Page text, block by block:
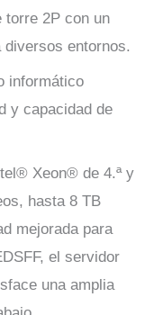
torre 2P con un
entornos.
informático
y capacidad de
Xeon® de 4.ª y
hasta 8 TB
mejorada para
el servidor
una amplia